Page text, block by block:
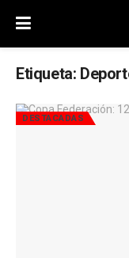
Etiqueta:
DESTACADAS